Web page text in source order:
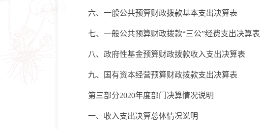
六、一般公共预算财政拨款基本支出决算表
七、一般公共预算财政拨款“三公”经费支出决算表
八、政府性基金预算财政拨款收入支出决算表
九、国有资本经营预算财政拨款支出决算表
第三部分2020年度部门决算情况说明
一、收入支出决算总体情况说明